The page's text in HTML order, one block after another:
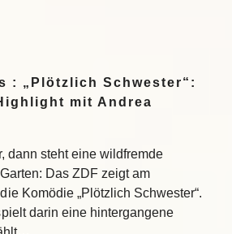
: „Plötzlich Schwester“:
mit Andrea
dann steht eine wildfremde
Das ZDF zeigt am
Komödie „Plötzlich Schwester“.
darin eine hintergangene